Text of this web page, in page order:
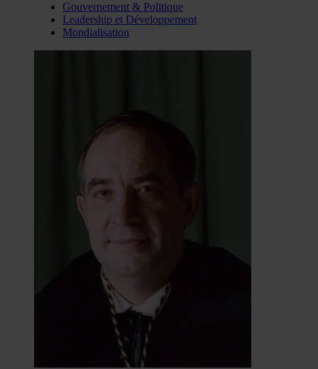
Gouvernement & Politique
Leadership et Développement
Mondialisation